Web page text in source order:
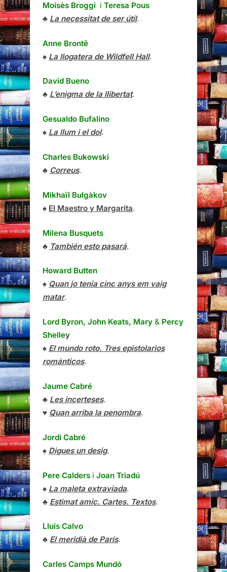
Moisès Broggi i Teresa Pous
♣ La necessitat de ser útil.
Anne Brontë
♠ La llogatera de Wildfell Hall.
David Bueno
♣ L’enigma de la llibertat.
Gesualdo Bufalino
♠ La llum i el dol.
Charles Bukowski
♣ Correus.
Mikhaïl Bulgàkov
♠ El Maestro y Margarita.
Milena Busquets
♣ También esto pasará.
Howard Butten
♠ Quan jo tenia cinc anys em vaig
matar.
Lord Byron, John Keats, Mary & Percy
Shelley
♠ El mundo roto. Tres epistolarios
románticos.
Jaume Cabré
♣ Les incerteses.
♥ Quan arriba la penombra.
Jordi Cabré
♠ Digues un desig.
Pere Calders i Joan Triadú
♠ La maleta extraviada.
♣ Estimat amic. Cartes. Textos.
Lluís Calvo
♣ El meridià de París.
Carles Camps Mundó